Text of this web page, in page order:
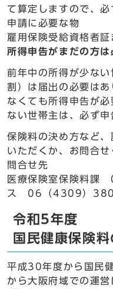
て算定しますので、必
申請に必要な物
雇用保険受給資格者
所得申告がまだの方は
前年中の所得が少な
割）は届出の必要は
なくても所得申告が
ない世帯主は、必ず申
保険料の決め方など、
いただくか、お問合せ
問合せ先
医療保険室保険料
ス 06（4309）
令和5年度
国民健康保険
平成30年度から国民
から大阪府域での運